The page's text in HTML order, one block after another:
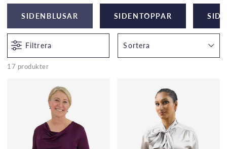
SIDENBLUSAR SIDENTOPPAR
Filtrera Sortera
17 produkter